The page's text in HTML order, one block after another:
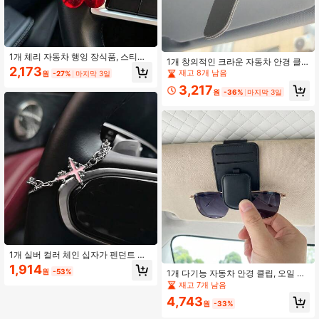
1개 체리 자동차 행잉 장식품, 스티어
링 휠 장식 체인 크리스탈 펜던트, 고
급 자동차 내부 장식 액세서리
2,173원 -27% 마지막 3일
1개 실버 컬러 체인 십자가 펜던트 자
동차 스티어링 휠 장식, 고딕 자동차
장식, 그 또는 그녀를 위한 독특한 선
1,914원 -53%
1개 창의적인 크라운 자동차 안경 클
립, 오일 카드 & 영수증 홀더, 패셔너블
한 자동차 선바이저 클립, 여성용 자동
차 내부 액세서리
재고 8개 남음
3,217원 -36% 마지막 3일
1개 다기능 자동차 안경 클립, 오일 카
드 영수증 홀더, 패션 자동차 선바이저
클립, 자동차 내부 액세서리
재고 7개 남음
4,743원 -33%